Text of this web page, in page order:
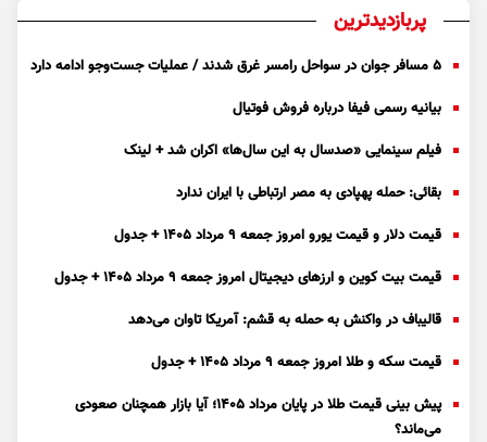
پربازدیدترین
۵ مسافر جوان در سواحل رامسر غرق شدند / عملیات جست‌و‌جو ادامه دارد
بیانیه رسمی فیفا درباره فروش فوتیال
فیلم سینمایی «صدسال به این سال‌ها» اکران شد + لینک
بقائی: حمله پهپادی به مصر ارتباطی با ایران ندارد
قیمت دلار و قیمت یورو امروز جمعه ۹ مرداد ۱۴۰۵ + جدول
قیمت بیت کوین و ارز‌های دیجیتال امروز جمعه ۹ مرداد ۱۴۰۵ + جدول
قالیباف در واکنش به حمله به قشم: آمریکا تاوان می‌دهد
قیمت سکه و طلا امروز جمعه ۹ مرداد ۱۴۰۵ + جدول
پیش بینی قیمت طلا در پایان مرداد 1405؛ آیا بازار همچنان صعودی
می‌ماند؟